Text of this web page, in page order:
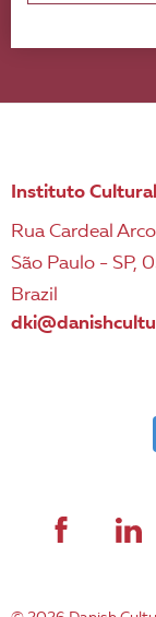
Instituto
Rua Cardeal
São Paulo - SP,
Brazil